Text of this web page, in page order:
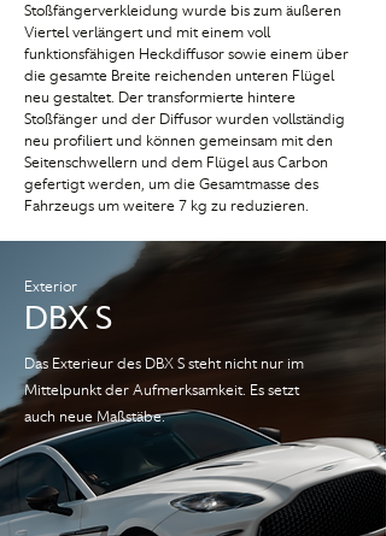
Stoßfängerverkleidung wurde bis zum äußeren
Viertel verlängert und mit einem voll
funktionsfähigen Heckdiffusor sowie einem über
die gesamte Breite reichenden unteren Flügel
neu gestaltet. Der transformierte hintere
Stoßfänger und der Diffusor wurden vollständig
neu profiliert und können gemeinsam mit den
Seitenschwellern und dem Flügel aus Carbon
gefertigt werden, um die Gesamtmasse des
Fahrzeugs um weitere 7 kg zu reduzieren.
Exterior
DBX S
Das Exterieur des DBX S steht nicht nur im
Mittelpunkt der Aufmerksamkeit. Es setzt
auch neue Maßstäbe.